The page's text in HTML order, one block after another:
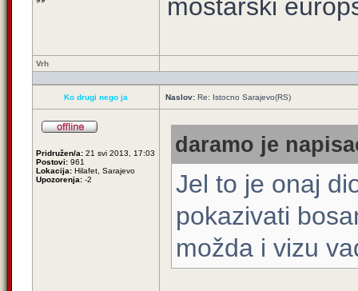
mostarski
Vrh
Ko drugi nego ja Naslov: Re: Istocno Sarajevo(RS)
Pridružen/a: 21 svi 2013, 17:03
Postovi: 961
Lokacija: Hilafet, Sarajevo
Upozorenja: -2
daramo je
Jel to je onaj
pokazivati
možda i vizu